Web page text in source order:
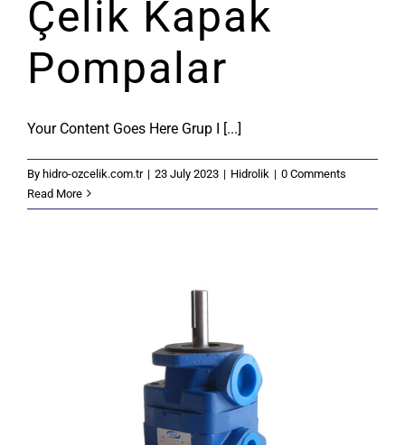
Çelik Kapak
Pompalar
Your Content Goes Here Grup I [...]
By hidro-ozcelik.com.tr | 23 July 2023 | Hidrolik | 0 Comments
Read More